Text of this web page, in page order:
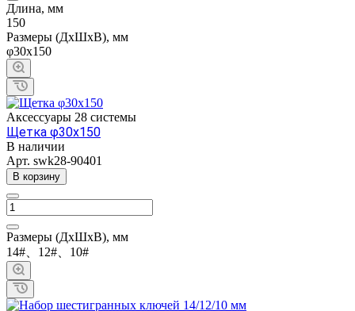
Длина, мм
150
Размеры (ДхШхВ), мм
φ30x150
Аксессуары 28 системы
Щетка φ30x150
В наличии
Арт. swk28-90401
В корзину
Размеры (ДхШхВ), мм
14#、12#、10#